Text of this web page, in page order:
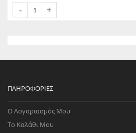
ΠΛΗΡΟΦΟΡΊΕΣ
Ο Λογαριασμός Μου
Το Καλάθι Μου